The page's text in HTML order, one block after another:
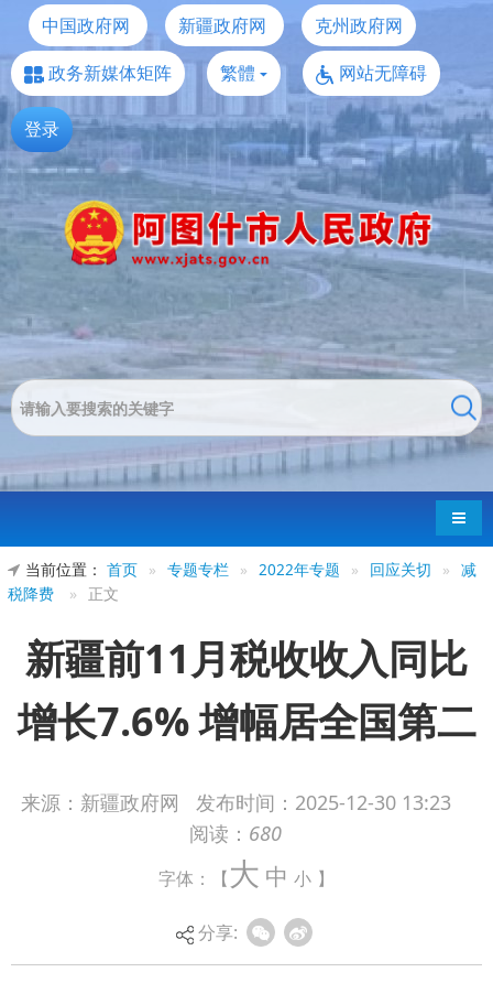
中国政府网 新疆政府网
克州政府网
政务新媒体矩阵
繁體 网站无障碍
登录
导航
当前位置： 首页 » 专题专栏 » 2022年专题 » 回应关切 » 减
税降费
» 正文
新疆前11月税收收入同比
增长7.6% 增幅居全国第二
来源：新疆政府网 发布时间： 2025-12-30 13:23
阅读： 680
字体：【大 中 小 】
分享:
记者从新疆维吾尔自治区财政厅获悉，今年1
—11月，新疆全区税收收入完成1404.9亿元，较上
年同期增加99.2亿元，同比增长7.6%。这一增速较1
—10月提高1个百分点，创下前11月最高水平，且